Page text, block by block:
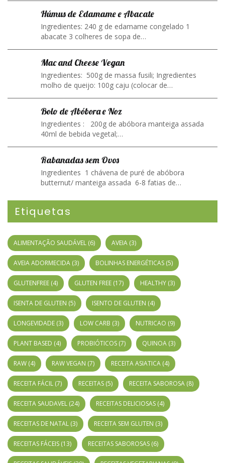
Húmus de Edamame e Abacate
Ingredientes: 240 g de edamame congelado 1
abacate 3 colheres de sopa de…
Mac and Cheese Vegan
Ingredientes: 500g de massa fusili; Ingredientes
molho de queijo: 100g caju (colocar de…
Bolo de Abóbora e Noz
Ingredientes : 200g de abóbora manteiga assada
40ml de bebida vegetal;…
Rabanadas sem Ovos
Ingredientes 1 chávena de puré de abóbora
butternut/ manteiga assada 6-8 fatias de…
Etiquetas
ALIMENTAÇÃO SAUDÁVEL (6) AVEIA (3)
AVEIA ADORMECIDA (3) BOLINHAS ENERGÉTICAS (5)
GLUTENFREE (4) GLUTEN FREE (17) HEALTHY (3)
ISENTA DE GLUTEN (5) ISENTO DE GLUTEN (4)
LONGEVIDADE (3) LOW CARB (3) NUTRICAO (9)
PLANT BASED (4) PROBIÓTICOS (7) QUINOA (3)
RAW (4) RAW VEGAN (7) RECEITA ASIATICA (4)
RECEITA FÁCIL (7) RECEITAS (5) RECEITA SABOROSA (8)
RECEITA SAUDAVEL (24) RECEITAS DELICIOSAS (4)
RECEITAS DE NATAL (3) RECEITA SEM GLUTEN (3)
RECEITAS FÁCEIS (13) RECEITAS SABOROSAS (6)